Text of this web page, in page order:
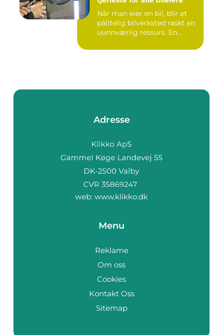
Når man eier en bil, blir et
pålitelig bilverksted raskt en
uunnværlig ressurs. En...
Adresse
web: www.klikko.dk
Menu
Reklame
Om oss
Cookies
Kontakt Oss
Sitemap